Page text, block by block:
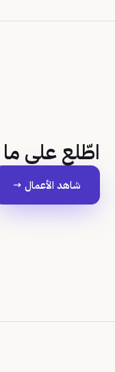
اطّلع على ما
شاهد الأعمال →